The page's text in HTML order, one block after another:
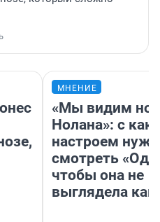
МНЕНИЕ
«Мы видим
Нолана»: с
настроем
смотреть
чтобы она не
выглядела как